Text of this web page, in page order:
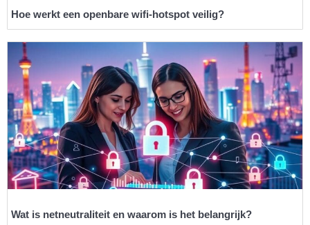
Hoe werkt een openbare wifi-hotspot veilig?
Wat is netneutraliteit en waarom is het belangrijk?